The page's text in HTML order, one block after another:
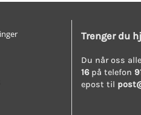
Trenger du
Du når oss
16på telefon
epost til